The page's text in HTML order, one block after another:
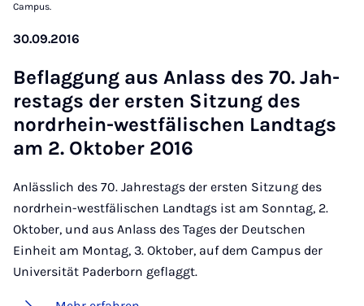
Campus.
30.09.2016
Be­flag­gung aus An­lass des 70. Jah­
res­tags der ers­ten Sit­zung des
nord­rhein-west­fä­li­schen Land­tags
am 2. Ok­to­ber 2016
Anlässlich des 70. Jahrestags der ersten Sitzung des
nordrhein-westfälischen Landtags ist am Sonntag, 2.
Oktober, und aus Anlass des Tages der Deutschen
Einheit am Montag, 3. Oktober, auf dem Campus der
Universität Paderborn geflaggt.